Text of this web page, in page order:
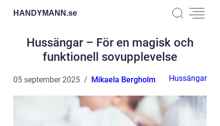
HANDYMANN.se
Hussängar – För en magisk och
funktionell sovupplevelse
05 september 2025 Mikaela Bergholm Hussängar